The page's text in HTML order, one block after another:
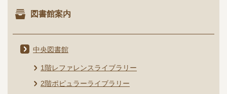
図書館案内
中央図書館
1階レファレンスライブラリー
2階ポピュラーライブラリー